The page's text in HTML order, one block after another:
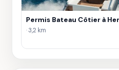
Permis Bateau Côtier à
· 3,2 km